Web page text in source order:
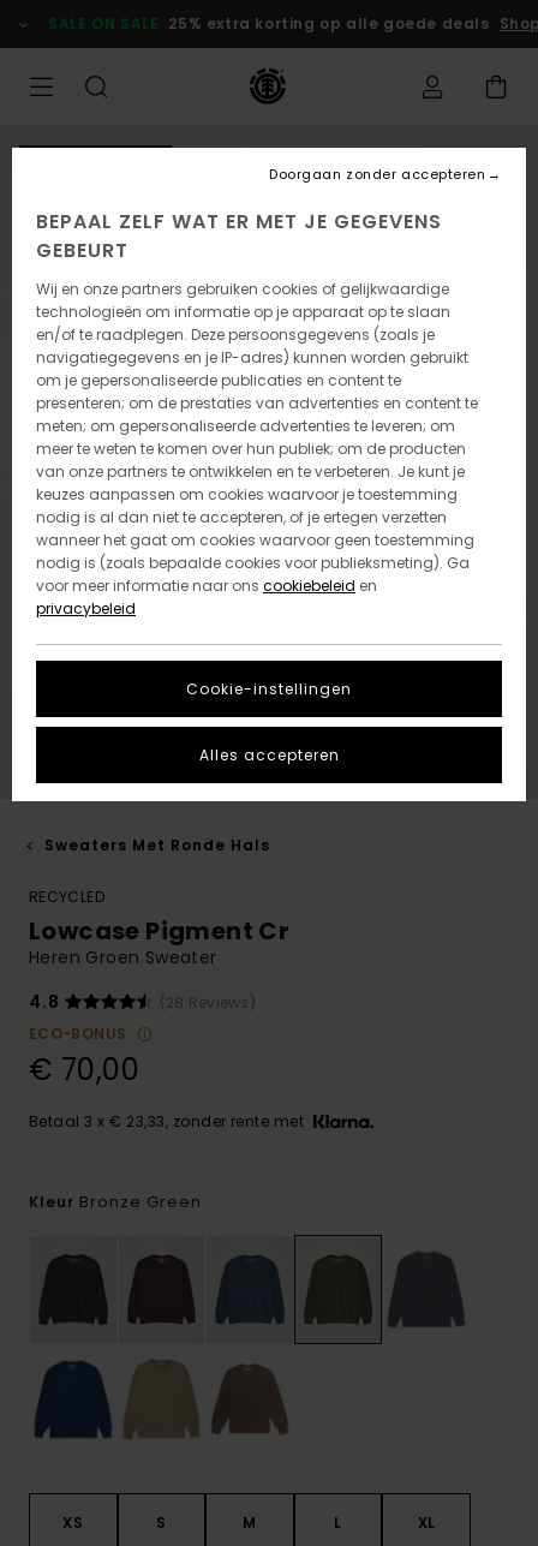
naar
Productinformatie
SALE ON SALE 25% extra korting op alle goede deals
Sweaters Met Ronde Hals
RECYCLED
Lowcase Pigment Cr
Heren Groen Sweater
4.8
(28 Reviews)
ECO-BONUS
€ 70,00
Betaal 3 x € 23,33, zonder rente met
Kleur Bronze Green
XS S M L XL
BEPAAL ZELF WAT ER MET JE GEGEVENS
GEBEURT
Wij en onze partners gebruiken cookies of gelijkwaardige
technologieën om informatie op je apparaat op te slaan
en/of te raadplegen. Deze persoonsgegevens (zoals je
navigatiegegevens en je IP-adres) kunnen worden gebruikt
om je gepersonaliseerde publicaties en content te
presenteren; om de prestaties van advertenties en content te
meten; om gepersonaliseerde advertenties te leveren; om
meer te weten te komen over hun publiek; om de producten
van onze partners te ontwikkelen en te verbeteren. Je kunt je
keuzes aanpassen om cookies waarvoor je toestemming
nodig is al dan niet te accepteren, of je ertegen verzetten
wanneer het gaat om cookies waarvoor geen toestemming
nodig is (zoals bepaalde cookies voor publieksmeting). Ga
voor meer informatie naar ons cookiebeleid en
privacybeleid
Cookie-instellingen
Doorgaan zonder accepteren
Alles accepteren